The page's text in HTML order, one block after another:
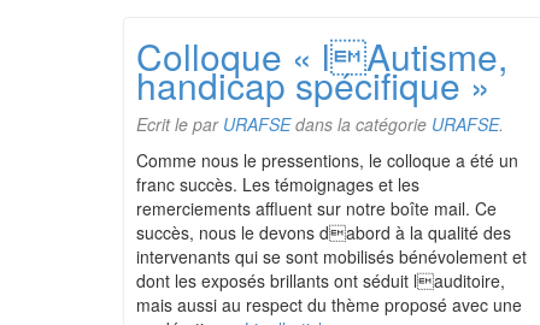
Colloque « lAutisme,
handicap spécifique »
Ecrit le par URAFSEdans la catégorie URAFSE.
Comme nous le pressentions, le colloque a été un
franc succès. Les témoignages et les
remerciements affluent sur notre boîte mail. Ce
succès, nous le devons dabord à la qualité des
intervenants qui se sont mobilisés bénévolement et
dont les exposés brillants ont séduit lauditoire,
mais aussi au respect du thème proposé avec une